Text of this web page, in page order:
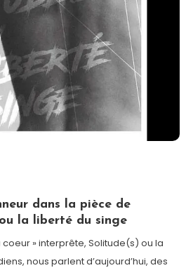
dans la pièce de
la liberté du singe
coeur » interprête, Solitude(s) ou la
nous parlent d’aujourd’hui, des